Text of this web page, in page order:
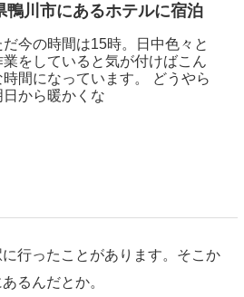
鴨川市にあるホテルに宿泊
だ今の時間は15時。日中色々と
業をしていると気が付けばこん
時間になっています。 どうやら
日から暖かくな
行ったことがあります。そこか
るんだとか。